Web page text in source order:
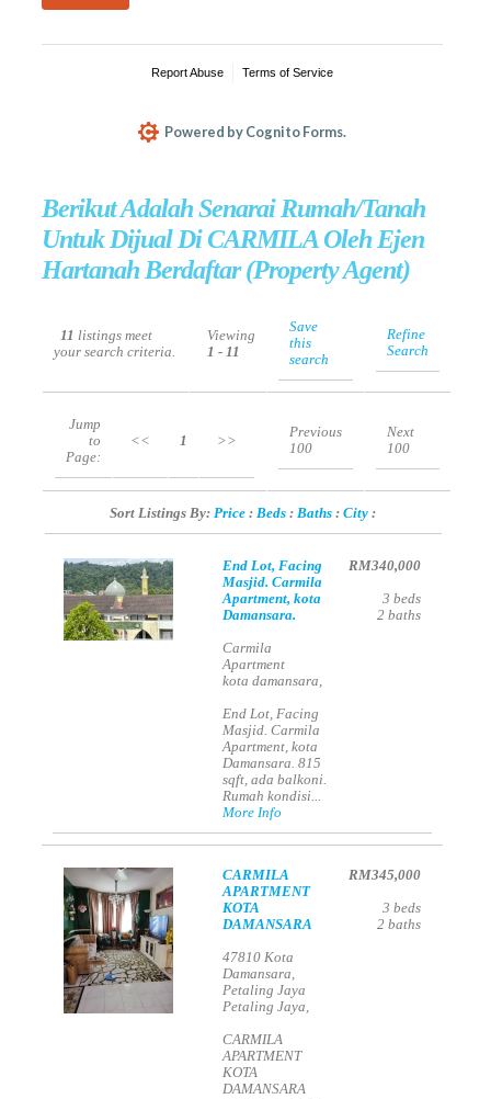
Berikut Adalah Senarai Rumah/Tanah
Untuk Dijual Di CARMILA Oleh Ejen
Hartanah Berdaftar (Property Agent)
11listings meet
your search criteria.
Viewing
1 - 11
Save
this
search
Refine
Search
Jump
to
Page:
<< 1 >>
Previous
100
Next
100
Sort Listings By: Price : Beds : Baths : City :
End Lot, Facing
Masjid. Carmila
Apartment, kota
Damansara.
Carmila
Apartment
kota damansara,
End Lot, Facing
Masjid. Carmila
Apartment, kota
Damansara. 815
sqft, ada balkoni.
Rumah kondisi...
More Info
RM340,000
3 beds
2 baths
CARMILA
APARTMENT
KOTA
DAMANSARA
47810 Kota
Damansara,
Petaling Jaya
Petaling Jaya,
CARMILA
APARTMENT
KOTA
DAMANSARA
RM345,000
3 beds
2 baths